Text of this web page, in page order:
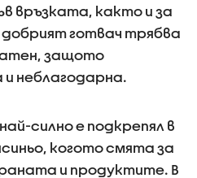
връзката, както и за
добрият готвач трябва
защото
неблагодарна.
силно е подкрепял в
когото смята за
и продуктите. В